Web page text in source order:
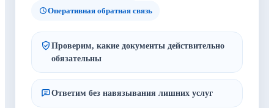
Оперативная обратная связь
Проверим, какие документы действительно
обязательны
Ответим без навязывания лишних услуг